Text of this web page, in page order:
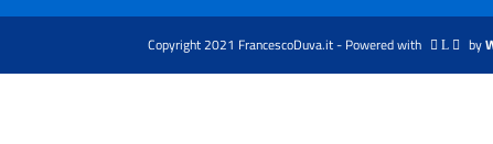
Copyright 2021 FrancescoDuva.it - Powered with  L  by